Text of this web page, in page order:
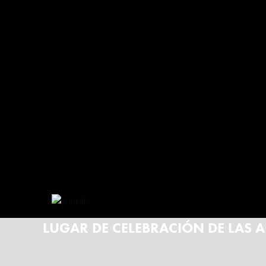
LUGAR DE CELEBRACIÓN DE LAS